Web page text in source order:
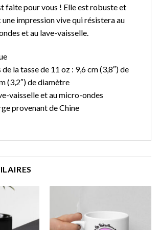
faite pour vous ! Elle est robuste et
impression vive qui résistera au
et au lave-vaisselle.
la tasse de 11 oz : 9,6 cm (3,8″) de
(3,2″) de diamètre
vaisselle et au micro-ondes
provenant de Chine